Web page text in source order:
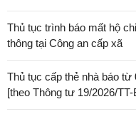
Thủ tục trình báo mất hộ
thông tại Công an cấp xã
Thủ tục cấp thẻ nhà báo từ
[theo Thông tư 19/2026/